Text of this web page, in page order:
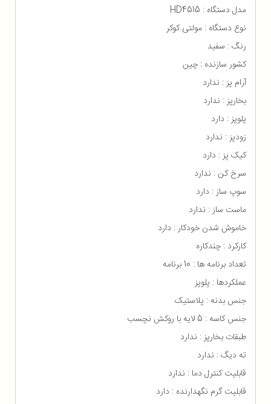
مدل دستگاه : HD4515
نوع دستگاه : مولتی کوکر
رنگ : سفید
کشور سازنده : چین
آرام پز : ندارد
بخارپز : ندارد
پلوپز : دارد
زودپز : ندارد
کیک پز : دارد
سرخ کن : ندارد
سوپ ساز : دارد
ماست ساز : ندارد
خاموش شدن خودکار : دارد
کارکرد : چندکاره
تعداد برنامه ها : 10 برنامه
عملکردها : پلوپز
جنس بدنه : پلاستیک
جنس کاسه : 5 لایه با روکش نچسب
طبقات بخارپز : ندارد
ته دیگ : ندارد
قابلیت کنترل دما : ندارد
قابلیت گرم نگهدارنده : دارد